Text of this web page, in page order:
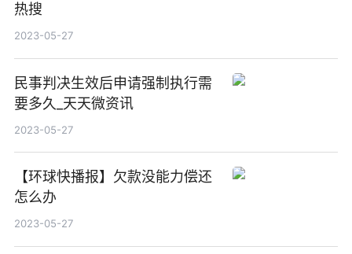
热搜
2023-05-27
民事判决生效后申请强制执行需
要多久_天天微资讯
2023-05-27
【环球快播报】欠款没能力偿还
怎么办
2023-05-27